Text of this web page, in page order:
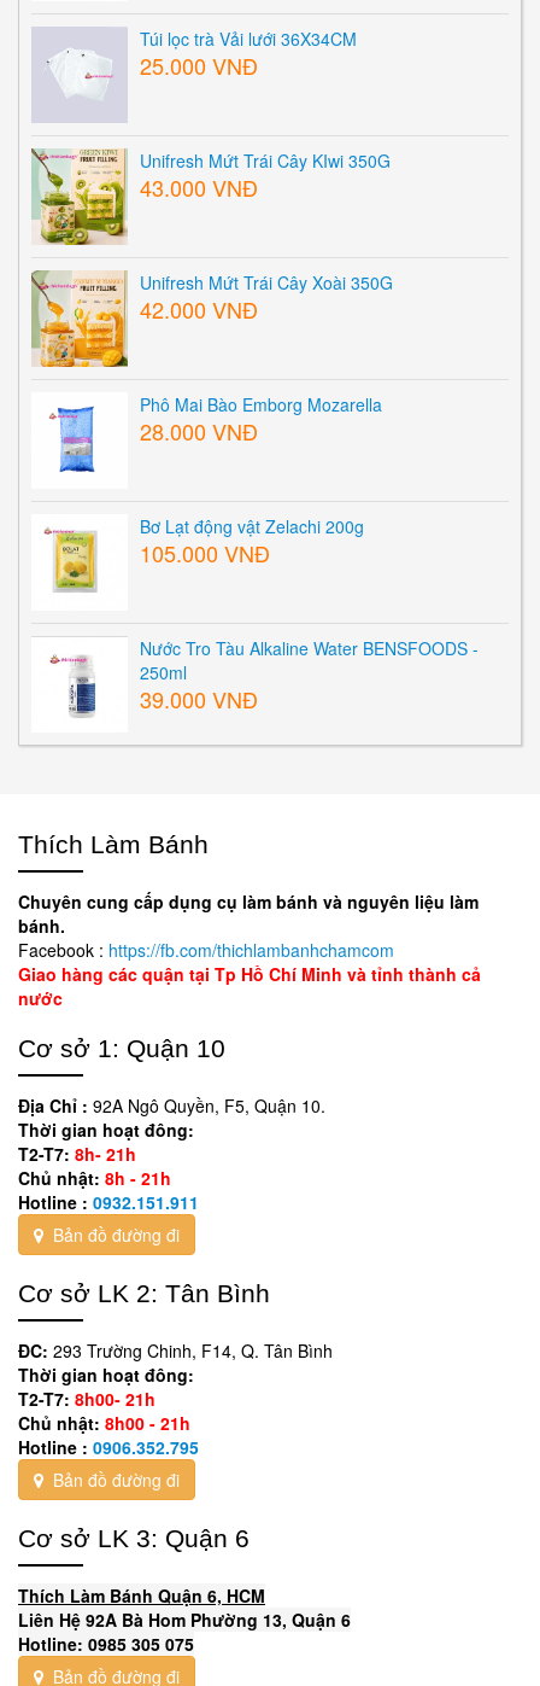
Túi lọc trà Vải lưới 36X34CM
25.000 VNĐ
Unifresh Mứt Trái Cây KIwi 350G
43.000 VNĐ
Unifresh Mứt Trái Cây Xoài 350G
42.000 VNĐ
Phô Mai Bào Emborg Mozarella
28.000 VNĐ
Bơ Lạt động vật Zelachi 200g
105.000 VNĐ
Nước Tro Tàu Alkaline Water BENSFOODS -
250ml
39.000 VNĐ
Thích Làm Bánh
Chuyên cung cấp dụng cụ làm bánh và nguyên liệu làm
bánh.
Facebook : https://fb.com/thichlambanhchamcom
Giao hàng các quận tại Tp Hồ Chí Minh và tỉnh thành cả
nước
Cơ sở 1: Quận 10
Địa Chỉ : 92A Ngô Quyền, F5, Quận 10.
Thời gian hoạt đông:
T2-T7: 8h- 21h
Chủ nhật: 8h - 21h
Hotline : 0932.151.911
Bản đồ đường đi
Cơ sở LK 2: Tân Bình
ĐC: 293 Trường Chinh, F14, Q. Tân Bình
Thời gian hoạt đông:
T2-T7: 8h00- 21h
Chủ nhật: 8h00 - 21h
Hotline : 0906.352.795
Bản đồ đường đi
Cơ sở LK 3: Quận 6
Thích Làm Bánh Quận 6, HCM
Liên Hệ 92A Bà Hom Phường 13, Quận 6
Hotline: 0985 305 075
Bản đồ đường đi